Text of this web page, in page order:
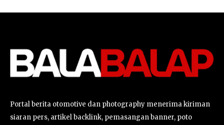
Portal berita otomotive dan photography menerima kiriman
siaran pers, artikel backlink, pemasangan banner, poto